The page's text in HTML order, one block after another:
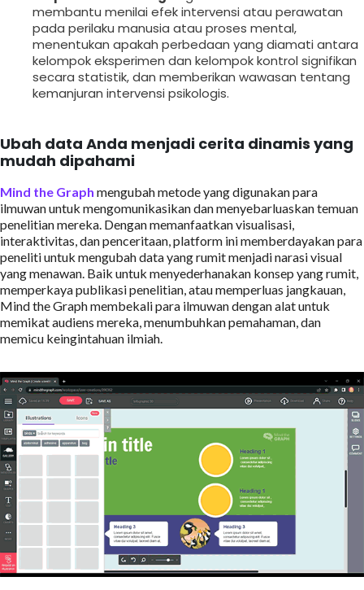
membantu menilai efek intervensi atau perawatan
pada perilaku manusia atau proses mental,
menentukan apakah perbedaan yang diamati antara
kelompok eksperimen dan kelompok kontrol signifikan
secara statistik, dan memberikan wawasan tentang
kemanjuran intervensi psikologis.
Ubah data Anda menjadi cerita dinamis yang
mudah dipahami
Mind the Graph mengubah metode yang digunakan para
ilmuwan untuk mengomunikasikan dan menyebarluaskan temuan
penelitian mereka. Dengan memanfaatkan visualisasi,
interaktivitas, dan penceritaan, platform ini memberdayakan para
peneliti untuk mengubah data yang rumit menjadi narasi visual
yang menawan. Baik untuk menyederhanakan konsep yang rumit,
memperkaya publikasi penelitian, atau memperluas jangkauan,
Mind the Graph membekali para ilmuwan dengan alat untuk
memikat audiens mereka, menumbuhkan pemahaman, dan
memicu keingintahuan ilmiah.